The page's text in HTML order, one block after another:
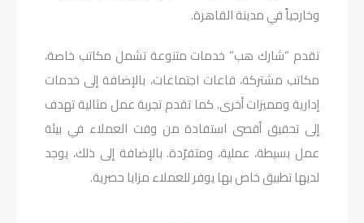
وخارجياً في مدينة القاهرة.
تقدم “شارك هب” خدمات متنوعة تشمل مكاتب خاصة،
مكاتب مشتركة، قاعات اجتماعات، بالإضافة إلى خدمات
إدارية ومميزات أخرى. كما تقدم تجربة عمل مثالية تهدف
إلى تحقيق أقصى استفادة من وقت العملاء في بيئة
عمل بسيطة، عملية، ومتفرّدة. بالإضافة إلى ذلك، يوجد
لديها تطبيق خاص بها يوفر للعملاء مزايا حصرية.